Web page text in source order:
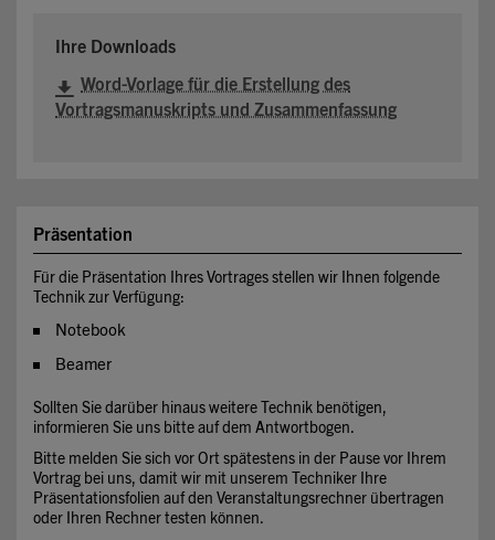
Ihre Downloads
Word-Vorlage für die Erstellung des
Vortragsmanuskripts und Zusammenfassung
Präsentation
Für die Präsentation Ihres Vortrages stellen wir Ihnen folgende
Technik zur Verfügung:
Notebook
Beamer
Sollten Sie darüber hinaus weitere Technik benötigen,
informieren Sie uns bitte auf dem Antwortbogen.
Bitte melden Sie sich vor Ort spätestens in der Pause vor Ihrem
Vortrag bei uns, damit wir mit unserem Techniker Ihre
Präsentationsfolien auf den Veranstaltungsrechner übertragen
oder Ihren Rechner testen können.